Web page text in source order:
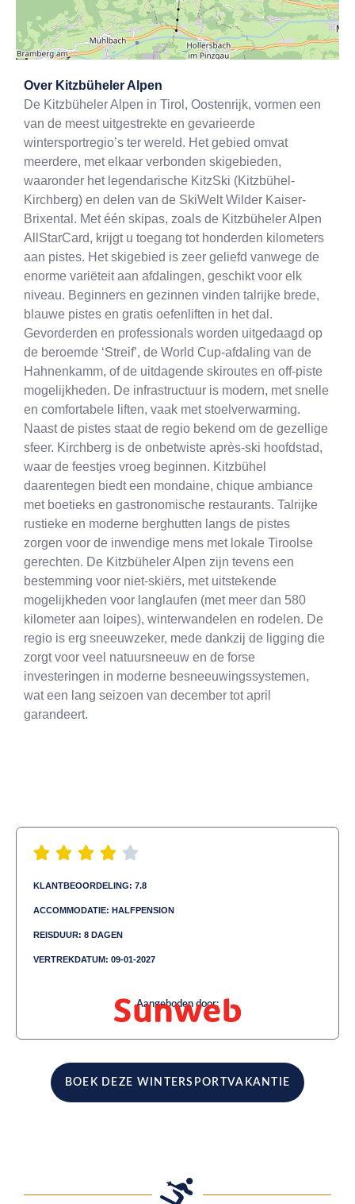
Over Kitzbüheler Alpen
De Kitzbüheler Alpen in Tirol, Oostenrijk, vormen een
van de meest uitgestrekte en gevarieerde
wintersportregio’s ter wereld. Het gebied omvat
meerdere, met elkaar verbonden skigebieden,
waaronder het legendarische KitzSki (Kitzbühel-
Kirchberg) en delen van de SkiWelt Wilder Kaiser-
Brixental. Met één skipas, zoals de Kitzbüheler Alpen
AllStarCard, krijgt u toegang tot honderden kilometers
aan pistes. Het skigebied is zeer geliefd vanwege de
enorme variëteit aan afdalingen, geschikt voor elk
niveau. Beginners en gezinnen vinden talrijke brede,
blauwe pistes en gratis oefenliften in het dal.
Gevorderden en professionals worden uitgedaagd op
de beroemde ‘Streif’, de World Cup-afdaling van de
Hahnenkamm, of de uitdagende skiroutes en off-piste
mogelijkheden. De infrastructuur is modern, met snelle
en comfortabele liften, vaak met stoelverwarming.
Naast de pistes staat de regio bekend om de gezellige
sfeer. Kirchberg is de onbetwiste après-ski hoofdstad,
waar de feestjes vroeg beginnen. Kitzbühel
daarentegen biedt een mondaine, chique ambiance
met boetieks en gastronomische restaurants. Talrijke
rustieke en moderne berghutten langs de pistes
zorgen voor de inwendige mens met lokale Tiroolse
gerechten. De Kitzbüheler Alpen zijn tevens een
bestemming voor niet-skiërs, met uitstekende
mogelijkheden voor langlaufen (met meer dan 580
kilometer aan loipes), winterwandelen en rodelen. De
regio is erg sneeuwzeker, mede dankzij de ligging die
zorgt voor veel natuursneeuw en de forse
investeringen in moderne besneeuwingssystemen,
wat een lang seizoen van december tot april
garandeert.
KLANTBEOORDELING: 7.8
ACCOMMODATIE: HALFPENSION
REISDUUR: 8 DAGEN
VERTREKDATUM: 09-01-2027
Aangeboden door:
BOEK DEZE WINTERSPORTVAKANTIE